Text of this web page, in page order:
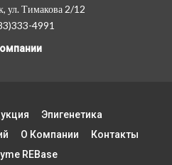
ул. Тимакова 2/12
4991
Эпигенетика
О Компании
Контакты
REBase